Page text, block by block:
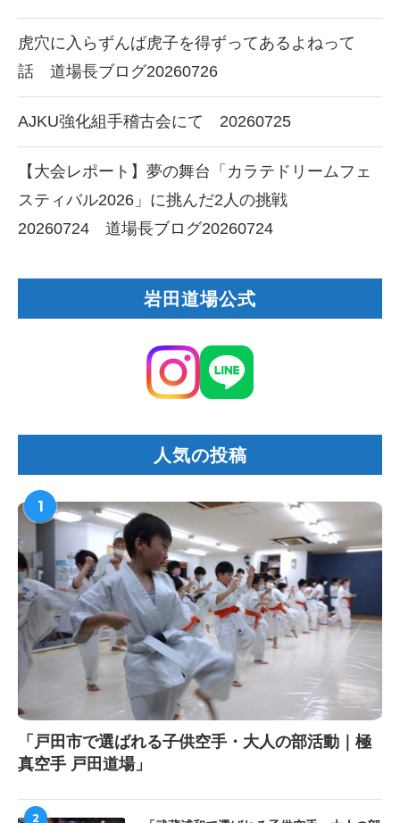
虎穴に入らずんば虎子を得ずってあるよねって
話 道場長ブログ20260726
AJKU強化組手稽古会にて 20260725
【大会レポート】夢の舞台「カラテドリームフェ
スティバル2026」に挑んだ2人の挑戦
20260724 道場長ブログ20260724
岩田道場公式
人気の投稿
1
「戸田市で選ばれる子供空手・大人の部活動｜極
真空手 戸田道場」
2